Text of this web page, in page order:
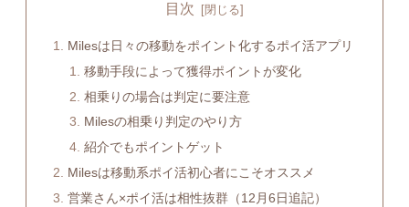
目次
Milesは日々の移動をポイント化するポイ活アプリ
移動手段によって獲得ポイントが変化
相乗りの場合は判定に要注意
Milesの相乗り判定のやり方
紹介でもポイントゲット
Milesは移動系ポイ活初心者にこそオススメ
営業さん×ポイ活は相性抜群（12月6日追記）